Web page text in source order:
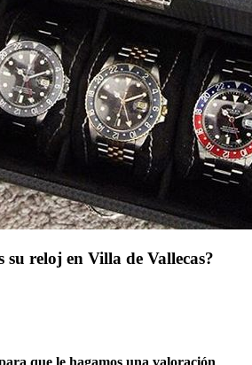
su reloj en Villa de Vallecas?
que le hagamos una valoración